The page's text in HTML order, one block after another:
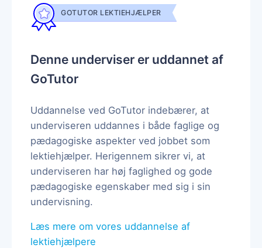
GOTUTOR LEKTIEHJÆLPER
Denne underviser er uddannet af
GoTutor
Uddannelse ved GoTutor indebærer, at
underviseren uddannes i både faglige og
pædagogiske aspekter ved jobbet som
lektiehjælper. Herigennem sikrer vi, at
underviseren har høj faglighed og gode
pædagogiske egenskaber med sig i sin
undervisning.
Læs mere om vores uddannelse af
lektiehjælpere